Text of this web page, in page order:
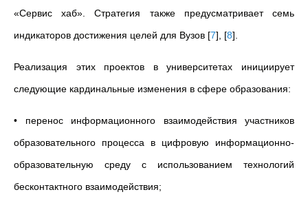
«Сервис хаб». Стратегия также предусматривает семь
индикаторов достижения целей для Вузов [7] [8]
Реализация этих проектов в университетах инициирует
следующие кардинальные изменения в сфере образования:
• перенос информационного взаимодействия участников
образовательного процесса в цифровую информационно-
образовательную среду с использованием технологий
бесконтактного взаимодействия;